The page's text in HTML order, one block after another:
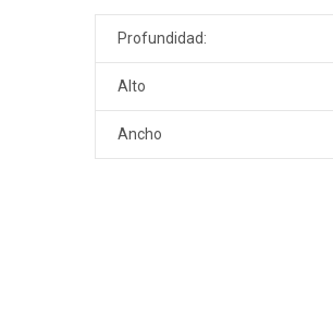
Profundidad:
Alto
Ancho